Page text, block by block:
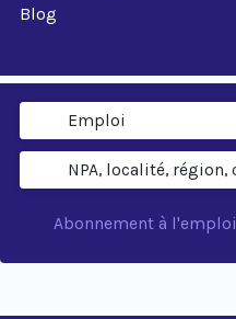
Blog
Abonnement à l'emploi